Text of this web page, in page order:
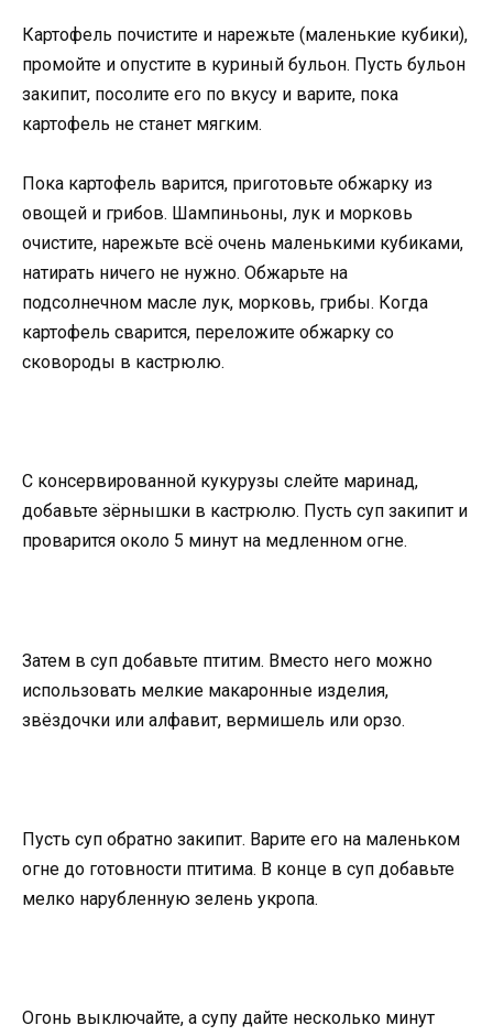
Картофель почистите и нарежьте (маленькие кубики),
промойте и опустите в куриный бульон. Пусть бульон
закипит, посолите его по вкусу и варите, пока
картофель не станет мягким.
Пока картофель варится, приготовьте обжарку из
овощей и грибов. Шампиньоны, лук и морковь
очистите, нарежьте всё очень маленькими кубиками,
натирать ничего не нужно. Обжарьте на
подсолнечном масле лук, морковь, грибы. Когда
картофель сварится, переложите обжарку со
сковороды в кастрюлю.
С консервированной кукурузы слейте маринад,
добавьте зёрнышки в кастрюлю. Пусть суп закипит и
проварится около 5 минут на медленном огне.
Затем в суп добавьте птитим. Вместо него можно
использовать мелкие макаронные изделия,
звёздочки или алфавит, вермишель или орзо.
Пусть суп обратно закипит. Варите его на маленьком
огне до готовности птитима. В конце в суп добавьте
мелко нарубленную зелень укропа.
Огонь выключайте, а супу дайте несколько минут